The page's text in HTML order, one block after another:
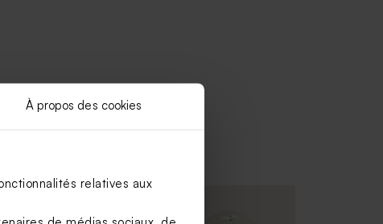
À propos des cookies
relatives aux